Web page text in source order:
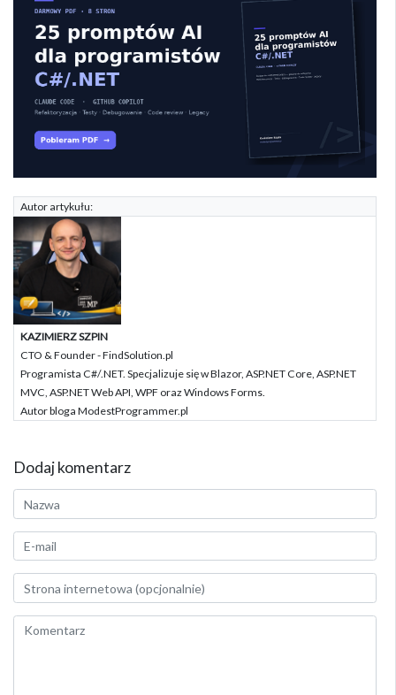
Autor artykułu:
KAZIMIERZ SZPIN
CTO & Founder - FindSolution.pl
Programista C#/.NET. Specjalizuje się w Blazor, ASP.NET Core, ASP.NET
MVC, ASP.NET Web API, WPF oraz Windows Forms.
Autor bloga ModestProgrammer.pl
Dodaj komentarz